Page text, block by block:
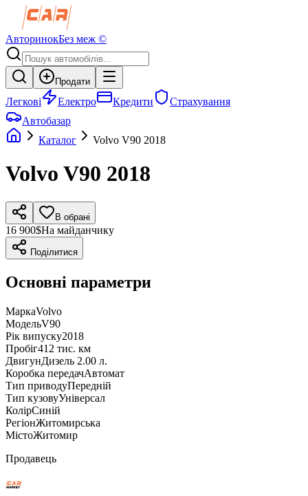
АвторинокБез меж ©
Продати
Легкові Електро Кредити
Страхування
Автобазар
Каталог
Volvo V90 2018
Volvo V90 2018
В обрані
16 900$На майданчику
Поділитися
Основні параметри
МаркаVolvo
МодельV90
Рік випуску2018
Пробіг412 тис. км
ДвигунДизель 2.00 л.
Коробка передачАвтомат
Тип приводуПередній
Тип кузовуУніверсал
КолірСиній
РегіонЖитомирська
МістоЖитомир
Продавець